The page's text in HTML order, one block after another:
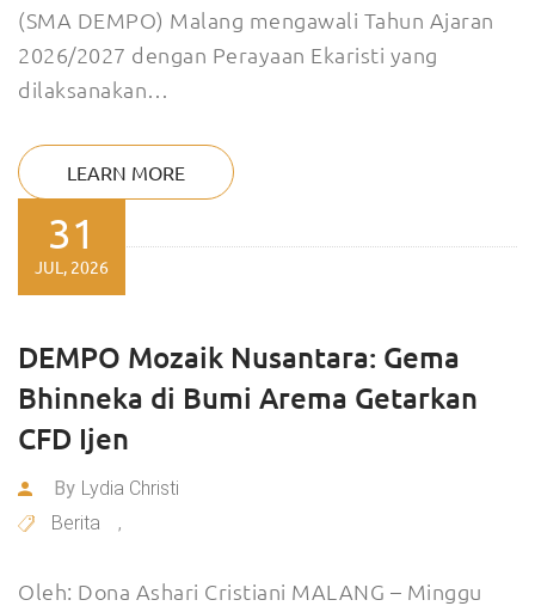
(SMA DEMPO) Malang mengawali Tahun Ajaran
2026/2027 dengan Perayaan Ekaristi yang
dilaksanakan…
LEARN MORE
31
JUL, 2026
DEMPO Mozaik Nusantara: Gema
Bhinneka di Bumi Arema Getarkan
CFD Ijen
By Lydia Christi
Berita
,
Oleh: Dona Ashari Cristiani MALANG – Minggu